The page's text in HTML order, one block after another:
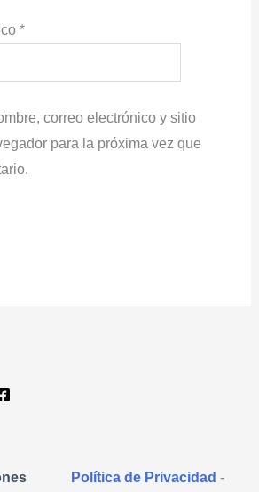
*
correo electrónico y sitio
para la próxima vez que
Política de Privacidad -